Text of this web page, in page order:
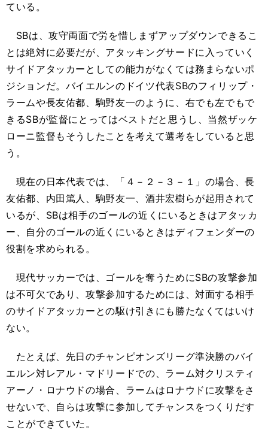
ている。
SBは、攻守両面で労を惜しまずアップダウンできるこ
とは絶対に必要だが、アタッキングサードに入っていく
サイドアタッカーとしての能力がなくては務まらないポ
ジションだ。バイエルンのドイツ代表SBのフィリップ・
ラームや長友佑都、駒野友一のように、右でも左でもで
きるSBが監督にとってはベストだと思うし、当然ザッケ
ローニ監督もそうしたことを考えて選考をしていると思
う。
現在の日本代表では、「４－２－３－１」の場合、長
友佑都、内田篤人、駒野友一、酒井宏樹らが起用されて
いるが、SBは相手のゴールの近くにいるときはアタッカ
ー、自分のゴールの近くにいるときはディフェンダーの
役割を求められる。
現代サッカーでは、ゴールを奪うためにSBの攻撃参加
は不可欠であり、攻撃参加するためには、対面する相手
のサイドアタッカーとの駆け引きにも勝たなくてはいけ
ない。
たとえば、先日のチャンピオンズリーグ準決勝のバイ
エルン対レアル・マドリードでの、ラーム対クリスティ
アーノ・ロナウドの場合、ラームはロナウドに攻撃をさ
せないで、自らは攻撃に参加してチャンスをつくりだす
ことができていた。